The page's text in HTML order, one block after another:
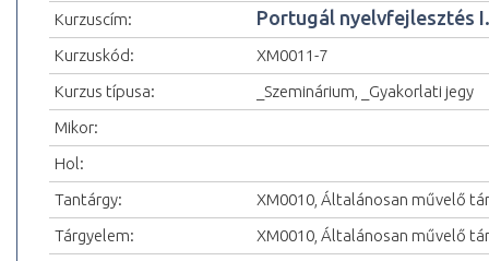
Kurzuscím:
Portugál nyelvfejlesztés I.
Kurzuskód:
XM0011-7
Kurzus típusa:
_Szeminárium, _Gyakorlati jegy
Mikor:
Hol:
Tantárgy:
XM0010, Általánosan művelő
Tárgyelem:
XM0010, Általánosan művelő